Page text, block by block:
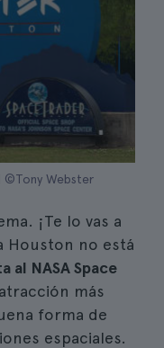
©Tony Webster
¡Te lo vas a
Houston no está
al NASA Space
más
forma de
espaciales.